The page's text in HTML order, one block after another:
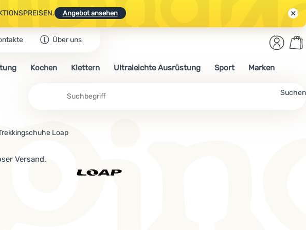
Angebot ansehen
CODE OUT10 NUTZEN.
Angebot ansehen
Über uns
Suchen
Anmelden
Kochen Klettern Ultraleichte Ausrüstung Sport Marken
Loap
Versand.